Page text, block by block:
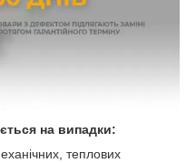
на випадки:
теплових